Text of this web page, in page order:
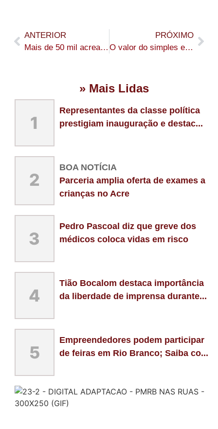
ANTERIOR
Mais de 50 mil acreanos já declararam Imposto de Renda: Rio Branco lidera com 64% do total e Santa Rosa tem apenas 189 declarações
PRÓXIMO
O valor do simples em um mundo de excessos
» Mais Lidas
1
Representantes da classe política
prestigiam inauguração e destac...
2
BOA NOTÍCIA
Parceria amplia oferta de exames a
crianças no Acre
3
Pedro Pascoal diz que greve dos
médicos coloca vidas em risco
4
Tião Bocalom destaca importância
da liberdade de imprensa durante...
5
Empreendedores podem participar
de feiras em Rio Branco; Saiba co...